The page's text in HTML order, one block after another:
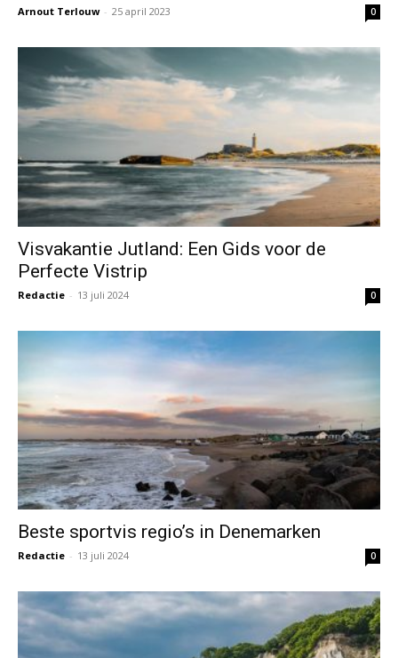
Arnout Terlouw - 25 april 2023 0
Visvakantie Jutland: Een Gids voor de
Perfecte Vistrip
Redactie - 13 juli 2024 0
Beste sportvis regio’s in Denemarken
Redactie - 13 juli 2024 0